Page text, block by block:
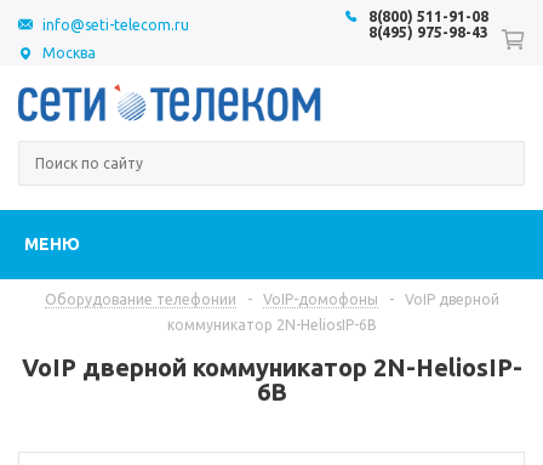
Москва
8(800) 511-91-08
8(495) 975-98-43
info@seti-telecom.ru
МЕНЮ
Оборудование телефонии - VoIP-домофоны -
VoIP дверной
коммуникатор 2N-HeliosIP-6B
VoIP дверной коммуникатор 2N-HeliosIP-
6B